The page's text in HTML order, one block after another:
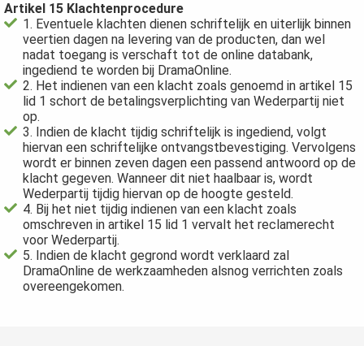
Artikel 15 Klachtenprocedure
1. Eventuele klachten dienen schriftelijk en uiterlijk binnen
veertien dagen na levering van de producten, dan wel
nadat toegang is verschaft tot de online databank,
ingediend te worden bij DramaOnline.
2. Het indienen van een klacht zoals genoemd in artikel 15
lid 1 schort de betalingsverplichting van Wederpartij niet
op.
3. Indien de klacht tijdig schriftelijk is ingediend, volgt
hiervan een schriftelijke ontvangstbevestiging. Vervolgens
wordt er binnen zeven dagen een passend antwoord op de
klacht gegeven. Wanneer dit niet haalbaar is, wordt
Wederpartij tijdig hiervan op de hoogte gesteld.
4. Bij het niet tijdig indienen van een klacht zoals
omschreven in artikel 15 lid 1 vervalt het reclamerecht
voor Wederpartij.
5. Indien de klacht gegrond wordt verklaard zal
DramaOnline de werkzaamheden alsnog verrichten zoals
overeengekomen.